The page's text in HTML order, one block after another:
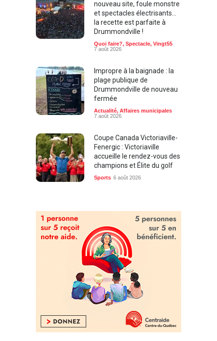
nouveau site, foule monstre
et spectacles électrisants…
la recette est parfaite à
Drummondville !
Quoi faire?, Spectacle, Vingt55
7 août 2026
Impropre à la baignade : la
plage publique de
Drummondville de nouveau
fermée
Actualité, Affaires municipales
7 août 2026
Coupe Canada Victoriaville-
Fenergic : Victoriaville
accueille le rendez-vous des
champions et Élite du golf
Sports 6 août 2026